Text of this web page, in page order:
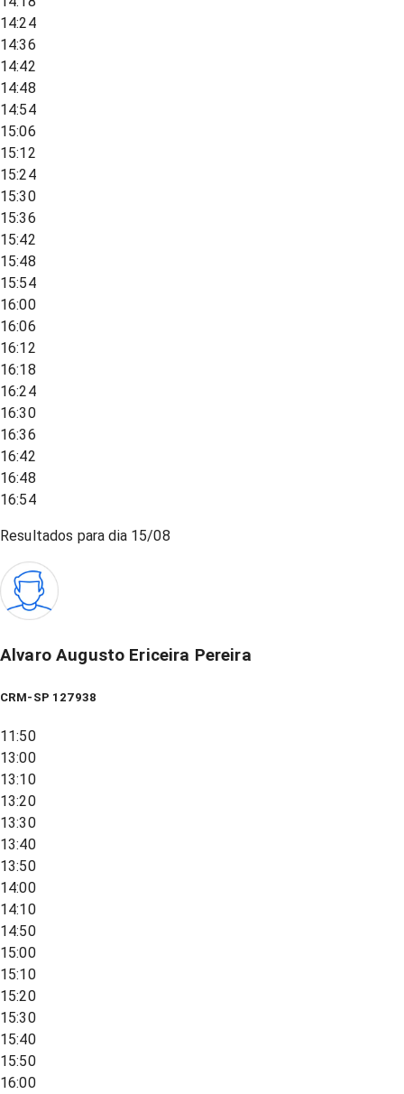
14:24
14:36
14:42
14:48
14:54
15:06
15:12
15:24
15:30
15:36
15:42
15:48
15:54
16:00
16:06
16:12
16:18
16:24
16:30
16:36
16:42
16:48
16:54
Resultados para dia 15/08
Alvaro Augusto Ericeira Pereira
CRM-SP 127938
11:50
13:00
13:10
13:20
13:30
13:40
13:50
14:00
14:10
14:50
15:00
15:10
15:20
15:30
15:40
15:50
16:00